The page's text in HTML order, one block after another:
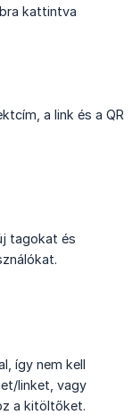
kattintva
a link és a QR
tagokat és
így nem kell
linket, vagy
a kitöltőket.